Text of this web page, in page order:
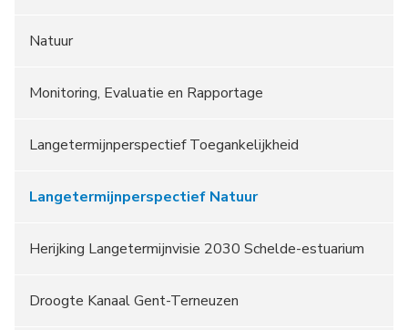
Natuur
Monitoring, Evaluatie en Rapportage
Langetermijnperspectief Toegankelijkheid
Langetermijnperspectief Natuur
Herijking Langetermijnvisie 2030 Schelde-estuarium
Droogte Kanaal Gent-Terneuzen